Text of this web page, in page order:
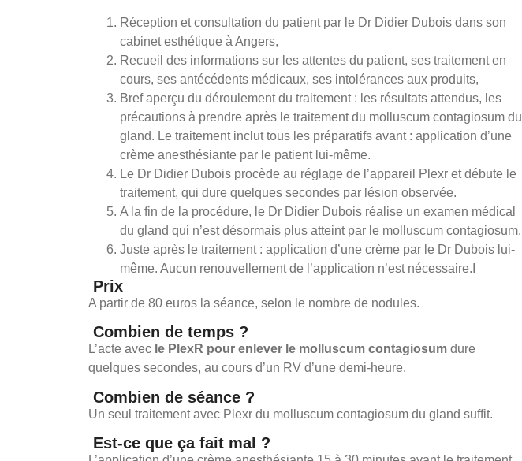
Réception et consultation du patient par le Dr Didier Dubois dans son
cabinet esthétique à Angers,
Recueil des informations sur les attentes du patient, ses traitement en
cours, ses antécédents médicaux, ses intolérances aux produits,
Bref aperçu du déroulement du traitement : les résultats attendus, les
précautions à prendre après le traitement du molluscum contagiosum du
gland. Le traitement inclut tous les préparatifs avant : application d’une
crème anesthésiante par le patient lui-même.
Le Dr Didier Dubois procède au réglage de l’appareil Plexr et débute le
traitement, qui dure quelques secondes par lésion observée.
A la fin de la procédure, le Dr Didier Dubois réalise un examen médical
du gland qui n’est désormais plus atteint par le molluscum contagiosum.
Juste après le traitement : application d’une crème par le Dr Dubois lui-
même. Aucun renouvellement de l’application n’est nécessaire.I
Prix
A partir de 80 euros la séance, selon le nombre de nodules.
Combien de temps ?
L’acte avec le PlexR pour enlever le molluscum contagiosum dure
quelques secondes, au cours d’un RV d’une demi-heure.
Combien de séance ?
Un seul traitement avec Plexr du molluscum contagiosum du gland suffit.
Est-ce que ça fait mal ?